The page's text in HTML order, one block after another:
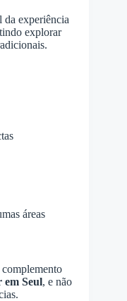
da experiência
explorar
áreas
em Seul, e não